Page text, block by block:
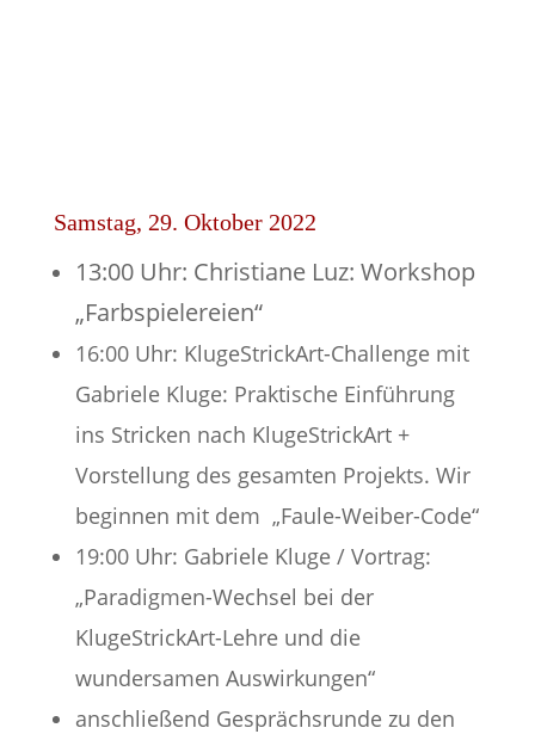
Samstag, 29. Oktober 2022
13:00 Uhr: Christiane Luz: Workshop
„Farbspielereien“
16:00 Uhr: KlugeStrickArt-Challenge mit
Gabriele Kluge: Praktische Einführung
ins Stricken nach KlugeStrickArt +
Vorstellung des gesamten Projekts. Wir
beginnen mit dem „Faule-Weiber-Code“
19:00 Uhr: Gabriele Kluge / Vortrag:
„Paradigmen-Wechsel bei der
KlugeStrickArt-Lehre und die
wundersamen Auswirkungen“
anschließend Gesprächsrunde zu den